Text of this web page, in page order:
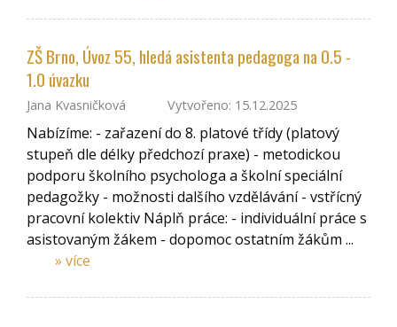
ZŠ Brno, Úvoz 55, hledá asistenta pedagoga na 0.5 -
1.0 úvazku
Jana Kvasničková Vytvořeno: 15.12.2025
Nabízíme: - zařazení do 8. platové třídy (platový
stupeň dle délky předchozí praxe) - metodickou
podporu školního psychologa a školní speciální
pedagožky - možnosti dalšího vzdělávání - vstřícný
pracovní kolektiv Náplň práce: - individuální práce s
asistovaným žákem - dopomoc ostatním žákům ...
» více